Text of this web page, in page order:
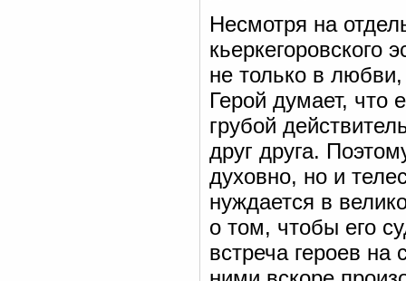
Несмотря на
кьеркегоровского
не только в
Герой думает, что
грубой
друг друга.
духовно, но и
нуждается в
о том, чтобы его
встреча героев